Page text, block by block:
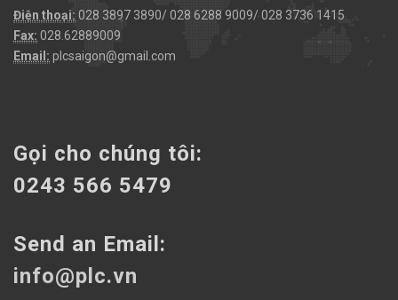
Điện thoại: 028 3897 3890/ 028 6288 9009/ 028 3736 1415
Fax: 028.62889009
Email: plcsaigon@gmail.com
Gọi cho chúng tôi:
0243 566 5479
Send an Email:
info@plc.vn